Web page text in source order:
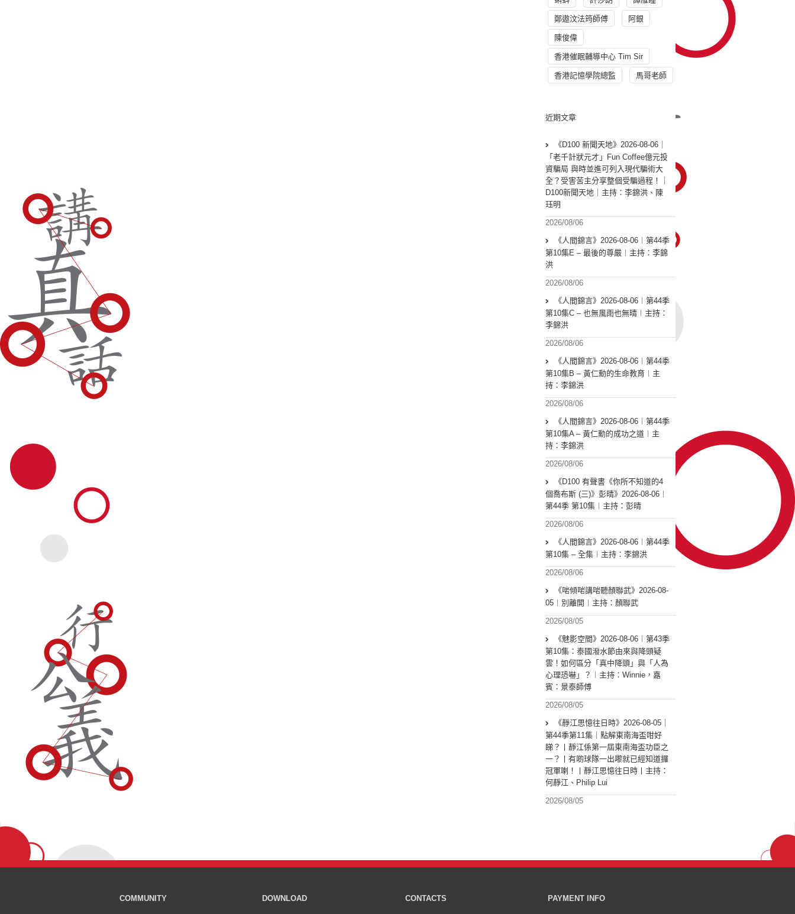
鄭遨汶法筠師傅 阿銀
陳俊偉
香港催眠輔導中心 Tim Sir
香港記憶學院總監 馬哥老師
近期文章
《D100 新聞天地》2026-08-06｜
「老千計狀元才」Fun Coffee億元投
資騙局 與時並進可列入現代騙術大
全？受害苦主分享整個受騙過程！｜
D100新聞天地｜主持：李錦洪、陳
珏明
2026/08/06
《人間錦言》2026-08-06︱第44季
第10集E – 最後的尊嚴︱主持：李錦
洪
2026/08/06
《人間錦言》2026-08-06︱第44季
第10集C – 也無風雨也無晴︱主持：
李錦洪
2026/08/06
《人間錦言》2026-08-06︱第44季
第10集B – 黃仁勳的生命教育︱主
持：李錦洪
2026/08/06
《人間錦言》2026-08-06︱第44季
第10集A – 黃仁勳的成功之道︱主
持：李錦洪
2026/08/06
《D100 有聲書《你所不知道的4
個喬布斯 (三)》彭晴》2026-08-06︱
第44季 第10集︱主持：彭晴
2026/08/06
《人間錦言》2026-08-06︱第44季
第10集 – 全集︱主持：李錦洪
2026/08/06
《啱傾啱講啱聽顏聯武》2026-08-
05︱別離開︱主持：顏聯武
2026/08/05
《魅影空間》2026-08-06︱第43季
第10集：泰國潑水節由來與降頭疑
雲！如何區分「真中降頭」與「人為
心理恐嚇」？︱主持：Winnie，嘉
賓：景泰師傅
2026/08/05
《靜江思憶往日時》2026-08-05｜
第44季第11集｜點解東南海盃咁好
睇？丨靜江係第一屆東南海盃功臣之
一？丨有啲球隊一出嚟就已經知道攞
冠軍喇！丨靜江思憶往日時丨主持：
何靜江、Philip Lui
2026/08/05
COMMUNITY DOWNLOAD CONTACTS PAYMENT INFO